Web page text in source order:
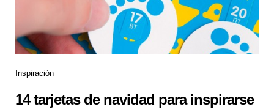
Inspiración
14 tarjetas de navidad para inspirarse